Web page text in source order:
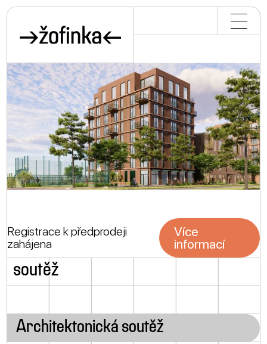
masterplan
soutěž
historie
fotogalerie
Registrace k předprodeji
zahájena
Více
informací
soutěž
Architektonická soutěž